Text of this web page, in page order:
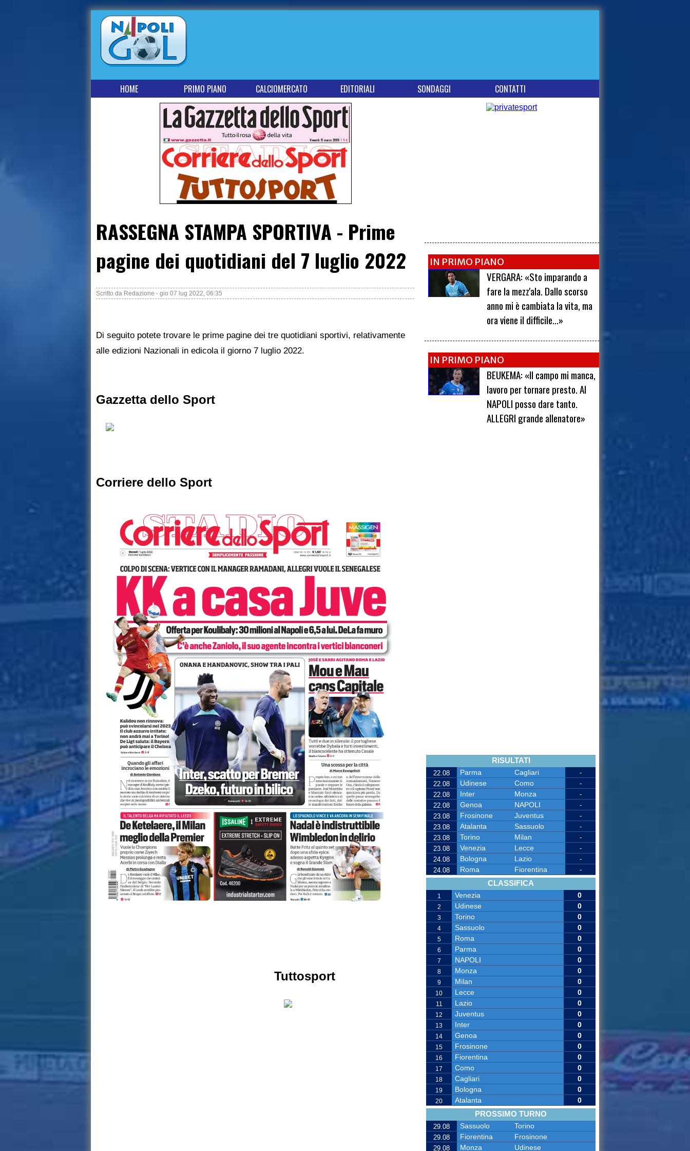
HOME PRIMO PIANO CALCIOMERCATO EDITORIALI SONDAGGI CONTATTI
RASSEGNA STAMPA SPORTIVA - Prime
pagine dei quotidiani del 7 luglio 2022
Scritto da Redazione - gio 07 lug 2022, 06:35
Di seguito potete trovare le prime pagine dei tre quotidiani sportivi, relativamente
alle edizioni Nazionali in edicola il giorno 7 luglio 2022.
Gazzetta dello Sport
Corriere dello Sport
Tuttosport
IN PRIMO PIANO
VERGARA: «Sto imparando a
fare la mezz'ala. Dallo scorso
anno mi è cambiata la vita, ma
ora viene il difficile...»
IN PRIMO PIANO
BEUKEMA: «Il campo mi manca,
lavoro per tornare presto. Al
NAPOLI posso dare tanto.
ALLEGRI grande allenatore»
RISULTATI
22.08 Parma Cagliari
-
22.08
Udinese Como
-
22.08
Inter Monza
-
22.08
Genoa NAPOLI
-
23.08
Frosinone Juventus
-
23.08
Atalanta Sassuolo
-
23.08
Torino Milan
-
23.08
Venezia Lecce
-
24.08
Bologna Lazio
-
24.08
Roma Fiorentina -
CLASSIFICA
1 Venezia 0
2 Udinese 0
3 Torino 0
4 Sassuolo 0
5 Roma 0
6 Parma 0
7 NAPOLI 0
8 Monza 0
9 Milan 0
10 Lecce 0
11 Lazio 0
12 Juventus 0
13 Inter 0
14 Genoa 0
15 Frosinone 0
16 Fiorentina 0
17 Como 0
18 Cagliari 0
19 Bologna 0
20 Atalanta 0
PROSSIMO TURNO
29.08 Sassuolo Torino
29.08 Fiorentina Frosinone
29.08 Monza Udinese